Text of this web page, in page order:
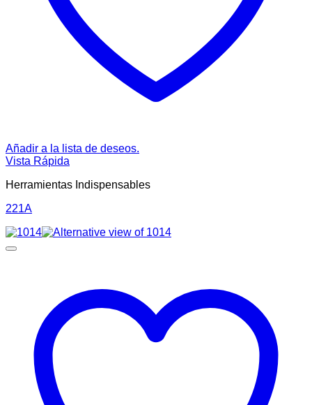
Añadir a la lista de deseos.
Vista Rápida
Herramientas Indispensables
221A